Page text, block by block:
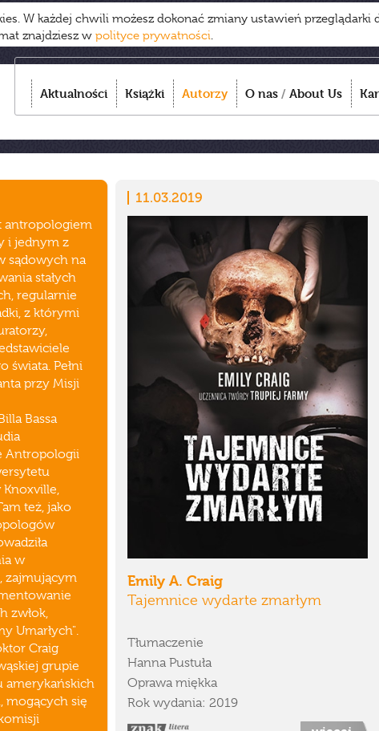
W każdej chwili możesz dokonać zmiany ustawień przeglądarki
znajdziesz w polityce prywatności.
Aktualności Książki Autorzy O nas / About Us
antropologiem
i jednym z
sądowych na
stałych
regularnie
z którymi
świata. Pełni
przy Misji
Bassa
Antropologii
Knoxville,
też, jako
w
zajmującym
zwłok,
Umarłych".
Craig
grupie
amerykańskich
mogących się
11.03.2019
Emily A. Craig
Tajemnice wydarte zmarłym
Tłumaczenie
Hanna Pustuła
Oprawa miękka
Rok wydania: 2019